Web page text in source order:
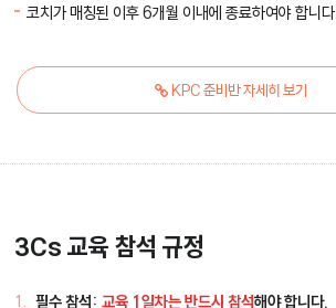
코치가 매칭된 이후 6개월 이내에 종료하여야 합니다.
KPC 준비반 자세히 보기
3Cs 교육 참석 규정
필수 참석: 교육 1일차는 반드시 참석해야 합니다.